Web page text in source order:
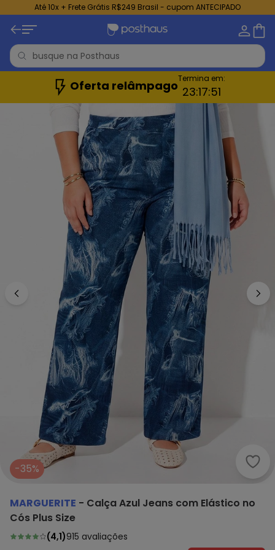
Até 10x + Frete Grátis R$249 Brasil - cupom ANTECIPADO
Oferta relâmpagoTermina em:
23:17:49
-35%
MARGUERITE - Calça Azul Jeans com Elástico no
Cós Plus Size
(4,1)915 avaliações